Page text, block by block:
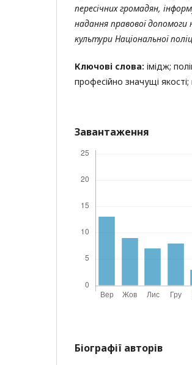
пересічних громадян,
надання правової
культури Національної
Ключові слова: імідж;
професійно значущі
Завантаження
Біографії авторів